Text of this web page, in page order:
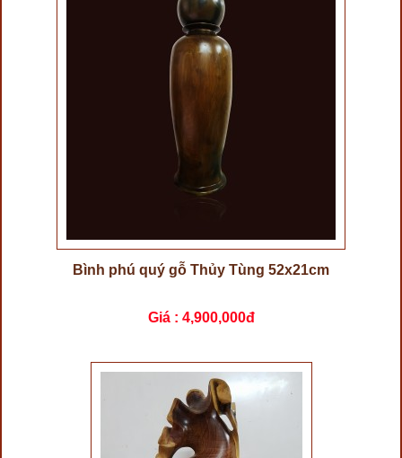
Bình phú quý gỗ Thủy Tùng 52x21cm
Giá : 4,900,000đ